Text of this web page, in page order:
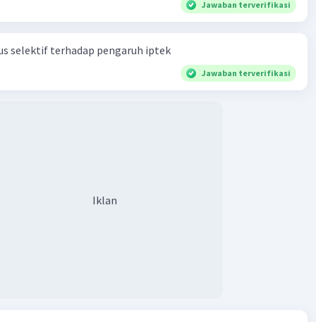
mengabulkan seluruh permohonan APHI, PBHI, Yayasan
33 UUD 1945.
Jawaban terverifikasi
selektif terhadap pengaruh iptek
Jawaban terverifikasi
Iklan